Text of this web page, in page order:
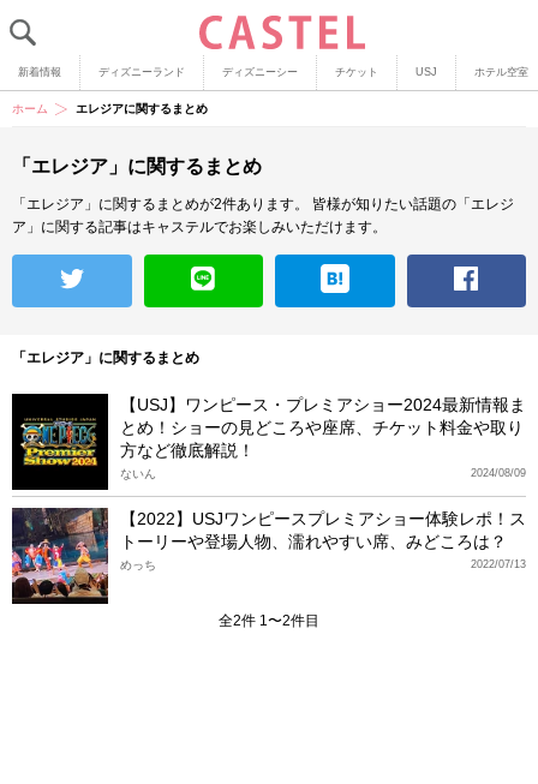
新着情報 ディズニーランド ディズニーシー チケット USJ ホテル空室
ホーム エレジアに関するまとめ
「エレジア」に関するまとめ
「エレジア」に関するまとめが2件あります。
皆様が知りたい話題の「エレジ
ア」に関する記事はキャステルでお楽しみいただけます。
「エレジア」に関するまとめ
【USJ】ワンピース・プレミアショー2024最新情報ま
とめ！ショーの見どころや座席、チケット料金や取り
方など徹底解説！
2024/08/09
ないん
【2022】USJワンピースプレミアショー体験レポ！ス
トーリーや登場人物、濡れやすい席、みどころは？
2022/07/13
めっち
全2件 1〜2件目